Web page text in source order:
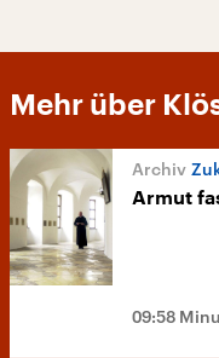
Mehr über
Armut
09:58